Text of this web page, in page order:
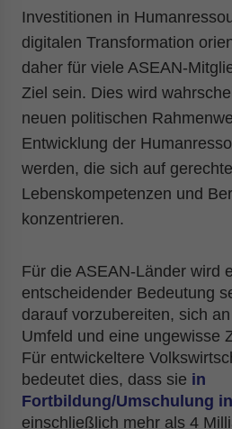
Investitionen in
digitalen Transformation
daher für viele ASEAN-
Ziel sein. Dies wird
neuen politischen
Entwicklung der
werden, die sich auf
Lebenskompetenzen und
konzentrieren.
Für die ASEAN-Länder wird
entscheidender Bedeutung
darauf vorzubereiten, sich
Umfeld und eine ungewisse
Für entwickeltere
bedeutet dies, dass sie in
Fortbildung/Umschulung
einschließlich mehr als 4